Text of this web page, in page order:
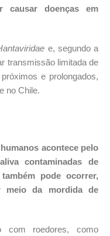
causar doenças em
e, segundo a
transmissão limitada de
e prolongados,
no Chile.
acontece pelo
contaminadas de
pode ocorrer,
meio da mordida de
com roedores, como